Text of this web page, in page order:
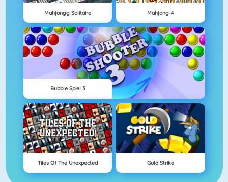
Mahjongg Solitaire Mahjong 4
Bubble Spiel 3
Tiles Of The Unexpected Gold Strike